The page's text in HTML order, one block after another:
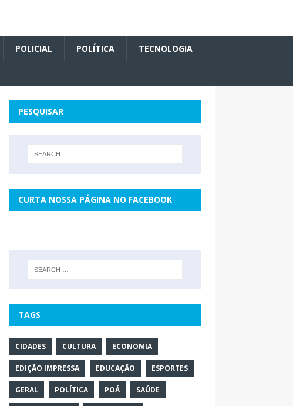
POLICIAL POLÍTICA TECNOLOGIA
PESQUISAR
CURTA NOSSA PÁGINA NO FACEBOOK
TAGS
CIDADES CULTURA ECONOMIA
EDIÇÃO IMPRESSA EDUCAÇÃO ESPORTES
GERAL POLÍTICA POÁ SAÚDE